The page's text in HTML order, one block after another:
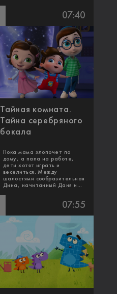
07:40
Тайная комната.
Тайна серебряного
бокала
Пока мама хлопочет по
дому, а папа на работе,
дети хотят играть и
веселиться. Между
шалостями сообразительная
Дина, начитанный Даня и...
07:55